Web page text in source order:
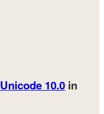
Unicode 10.0 in